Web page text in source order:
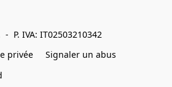
P. IVA: IT02503210342
privée
Signaler un abus